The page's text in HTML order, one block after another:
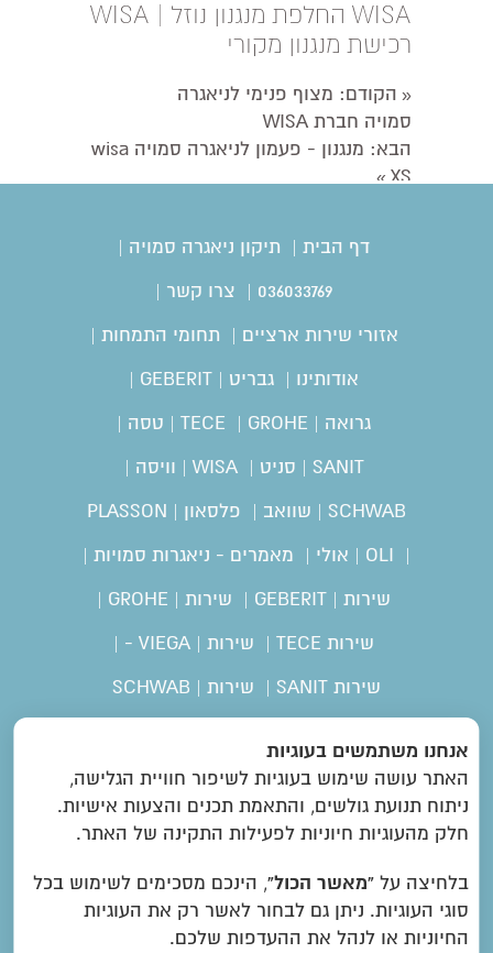
WISA החלפת מנגנון נוזל | WISA
רכישת מנגנון מקורי
« הקודם: מצוף פנימי לניאגרה
סמויה חברת WISA
הבא
: מנגנון - פעמון לניאגרה סמויה wisa
XS
»
דף הבית | תיקון ניאגרה סמויה |
036033769
| צרו קשר |
אזורי שירות ארציים | תחומי התמחות |
אודותינו | גבריט | GEBERIT
|
גרואה | GROHE
| TECE | טסה
|
SANIT | סניט
| WISA | וויסה
|
SCHWAB | שוואב
|
פלסאון | PLASSON
|
OLI | אולי | מאמרים - ניאגרות סמויות |
שירות | GEBERIT
| שירות | GROHE
|
שירות TECE
| שירות | VIEGA -
|
שירות SANIT
| שירות | SCHWAB
grohe. חברת אולי | oli. חברת ויסה
|wisa. חברת סניט | sanit. חברת
אלקא | alca. חברת tece | טסה.
viega. חברת פלסאון | plasson.
חברת שוואב | schwab.
אנחנו משתמשים בעוגיות
האתר עושה שימוש בעוגיות לשיפור חוויית הגלישה,
ניתוח תנועת גולשים, והתאמת תכנים והצעות אישיות.
חלק מהעוגיות חיוניות לפעילות התקינה של האתר.
בלחיצה על“מאשר הכול”, הינכם מסכימים לשימוש בכל
סוגי העוגיות. ניתן גם לבחור לאשר רק את העוגיות
החיוניות או לנהל את ההעדפות שלכם.